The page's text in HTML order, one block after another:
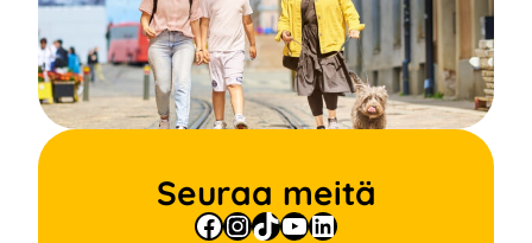
Seuraa meitä
Facebook
Instagram
TikTok
YouTube
LinkedIn